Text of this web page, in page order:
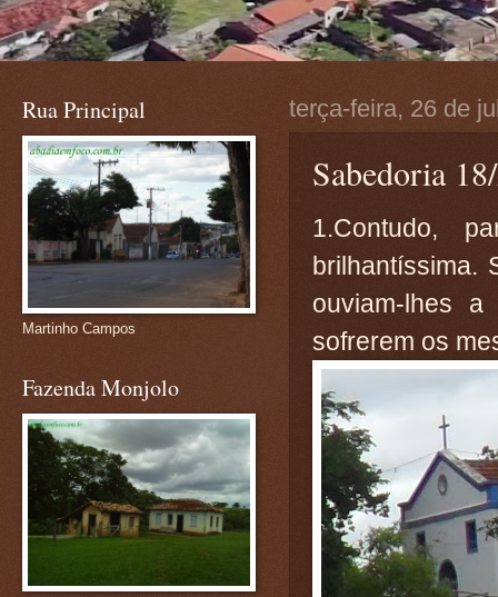
terça-feira, 26 de
Sabedoria
1.Contudo,
brilhantíssima.
ouviam-lhes
sofrerem os
Rua Principal
Martinho Campos
Fazenda Monjolo